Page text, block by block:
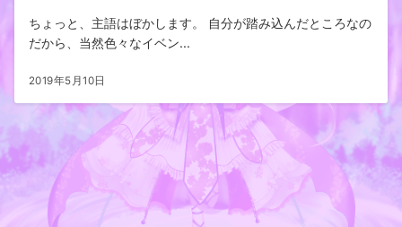
ちょっと、主語はぼかします。 自分が踏み込んだところなの
だから、当然色々なイベン...
2019年5月10日